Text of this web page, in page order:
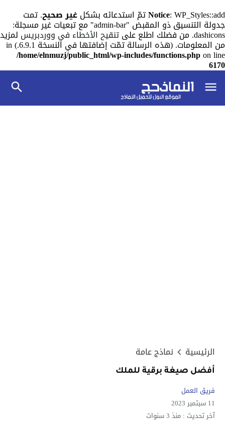
Notice: WP_Styles::add تمّ استدعائه بشكل غير صحيح. تمت
جدولة التنسيق ذو المقبض "admin-bar" مع تبعيات غير مسجلة:
dashicons. من فضلك اطلع على تنقيح الأخطاء في ووردبريس لمزيد
من المعلومات. (هذه الرسالة تمّت إضافتها في النسخة 6.9.1.) in
/home/elnmuzj/public_html/wp-includes/functions.phpon line
6170
الرئيسية نماذج عامة
أفضل صيغة برقية للملك
فريق العمل
11 سبتمبر 2023
آخر تحديث : منذ 3 سنوات